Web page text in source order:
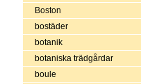
Boston
bostäder
botanik
botaniska trädgårdar
boule